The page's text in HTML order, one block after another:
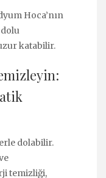
Hoca’nın
katabilir.
dolabilir.
temizliği,